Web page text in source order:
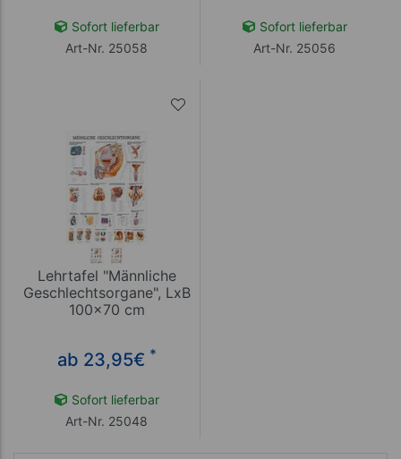
Sofort lieferbar
Art-Nr. 25058
Sofort lieferbar
Art-Nr. 25056
Lehrtafel "Männliche
Geschlechtsorgane", LxB
100x70 cm
ab 23,95€ *
Sofort lieferbar
Art-Nr. 25048